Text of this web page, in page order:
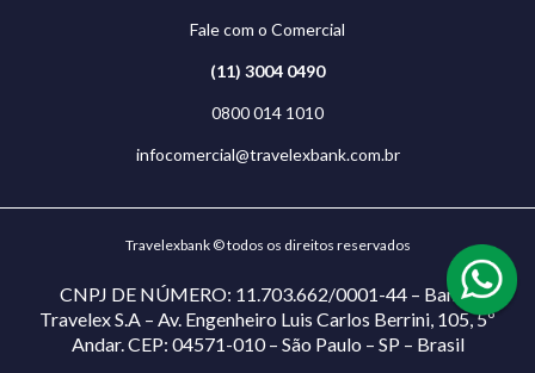
Fale com o Comercial
(11) 3004 0490
0800 014 1010
infocomercial@travelexbank.com.br
Travelexbank © todos os direitos reservados
CNPJ DE NÚMERO: 11.703.662/0001-44 – Banco
Travelex S.A – Av. Engenheiro Luis Carlos Berrini, 105, 5º
Andar. CEP: 04571-010 – São Paulo – SP – Brasil